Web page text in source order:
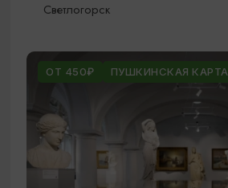
Светлогорск
ОТ 450₽ ПУШКИНСКАЯ КАРТА